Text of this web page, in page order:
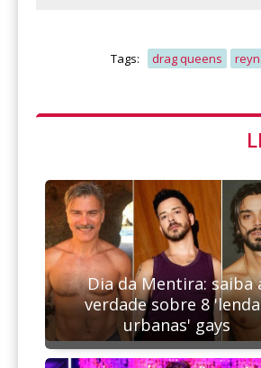
Tags: drag queens
Dia da Mentira: saiba
verdade sobre 8
urbanas' gays